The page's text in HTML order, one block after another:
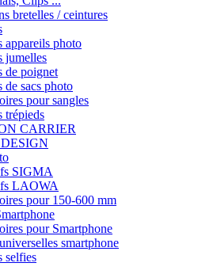
bretelles / ceintures
appareils photo
jumelles
de poignet
de sacs photo
pour sangles
trépieds
CARRIER
SIGMA
LAOWA
pour 150-600 mm
pour Smartphone
smartphone
selfies